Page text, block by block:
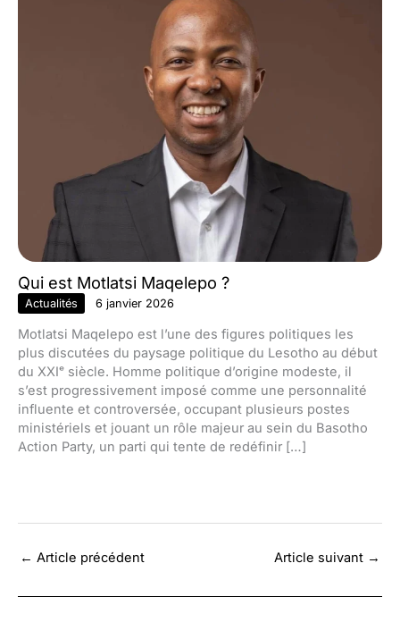
Qui est Motlatsi Maqelepo ?
Actualités 6 janvier 2026
Motlatsi Maqelepo est l’une des figures politiques les
plus discutées du paysage politique du Lesotho au début
du XXIᵉ siècle. Homme politique d’origine modeste, il
s’est progressivement imposé comme une personnalité
influente et controversée, occupant plusieurs postes
ministériels et jouant un rôle majeur au sein du Basotho
Action Party, un parti qui tente de redéfinir […]
← Article précédent Article suivant →